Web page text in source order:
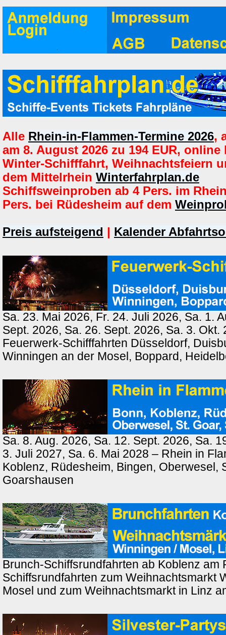
Alle Rhein-in-Flammen-Termine 2026,
am 8. August 2026 zu 194 EUR, online
Winter-Schifffahrt, Weihnachtsfeiern
dem Mittelrhein Winterfahrplan.de
Schiffsweinproben ab 4 Pers. im
Pers. bei Rüdesheim auf dem
Preis aufsteigend | Kalender
Sa. 23. Mai 2026, Fr. 24. Juli 2026, Sa. 1.
Sept. 2026, Sa. 26. Sept. 2026, Sa. 3. Okt.
Feuerwerk-Schifffahrten Düsseldorf,
Winningen an der Mosel, Boppard,
Sa. 8. Aug. 2026, Sa. 12. Sept. 2026, Sa.
3. Juli 2027, Sa. 6. Mai 2028 – Rhein in
Koblenz, Rüdesheim, Bingen, Oberwesel,
Goarshausen
Brunch-Schiffsrundfahrten ab Koblenz am
Schiffsrundfahrten zum Weihnachtsmarkt
Mosel und zum Weihnachtsmarkt in Linz